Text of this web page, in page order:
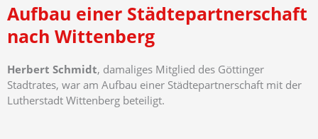
Aufbau einer Städtepartnerschaft
nach Wittenberg
Herbert Schmidt, damaliges Mitglied des Göttinger
Stadtrates, war am Aufbau einer Städtepartnerschaft mit der
Lutherstadt Wittenberg beteiligt.